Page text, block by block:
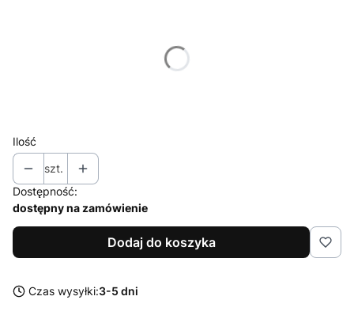
Ilość
szt.
Dostępność:
dostępny na zamówienie
Dodaj do koszyka
Czas wysyłki:3-5 dni